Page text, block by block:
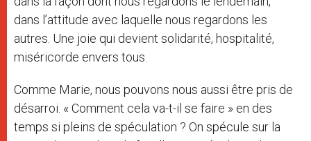
dans l’attitude avec laquelle nous regardons les
autres. Une joie qui devient solidarité, hospitalité,
miséricorde envers tous.
Comme Marie, nous pouvons nous aussi être pris de
désarroi. « Comment cela va-t-il se faire » en des
temps si pleins de spéculation ? On spécule sur la